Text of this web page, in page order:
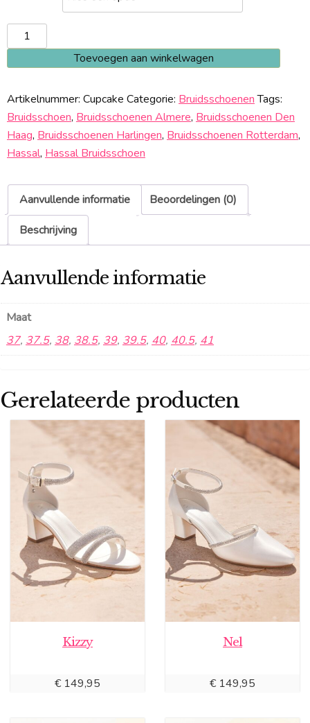
Cupcake
aantal
Toevoegen aan winkelwagen
Artikelnummer: Cupcake Categorie: Bruidsschoenen Tags:
Bruidsschoen, Bruidsschoenen Almere, Bruidsschoenen Den
Haag, Bruidsschoenen Harlingen, Bruidsschoenen Rotterdam,
Hassal, Hassal Bruidsschoen
Aanvullende informatie
Beoordelingen (0)
Beschrijving
Aanvullende informatie
Maat
37, 37.5, 38, 38.5, 39, 39.5, 40, 40.5, 41
Gerelateerde producten
Kizzy
€149,95
Nel
€149,95